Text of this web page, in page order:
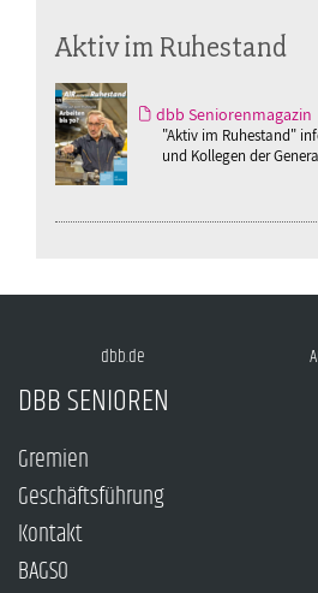
Aktiv im Ruhestand
dbb Seniorenmagazin
"Aktiv im Ruhestand"
und Kollegen der
dbb.de
DBB SENIOREN
Gremien
Geschäftsführung
Kontakt
BAGSO